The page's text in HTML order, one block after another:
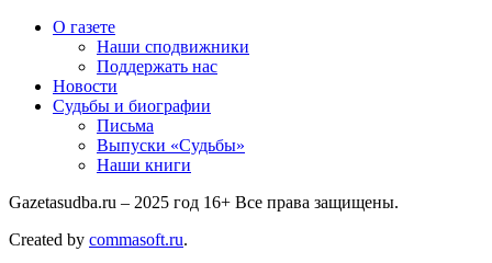
О газете
Наши сподвижники
Поддержать нас
Новости
Судьбы и биографии
Письма
Выпуски «Судьбы»
Наши книги
Gazetasudba.ru – 2025 год 16+ Все права защищены.
Created by commasoft.ru.